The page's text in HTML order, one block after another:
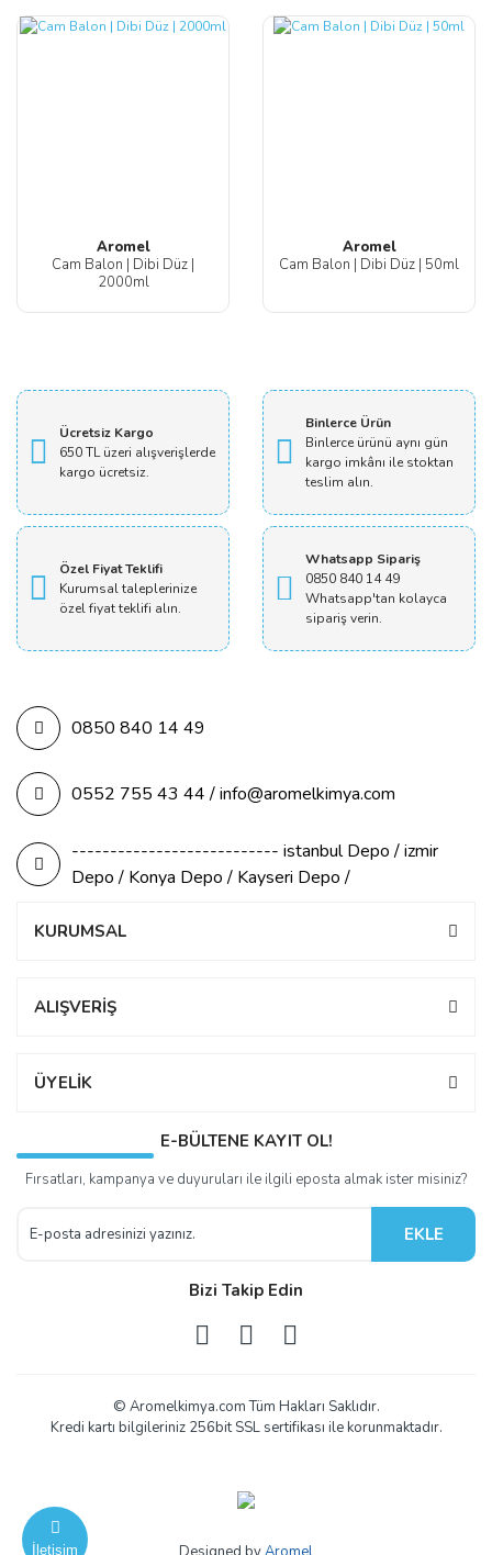
Aromel
Cam Balon | Dibi Düz |
2000ml
Aromel
Cam Balon | Dibi Düz | 50ml
İletişim
Ücretsiz Kargo
650 TL üzeri alışverişlerde
kargo ücretsiz.
Binlerce Ürün
Binlerce ürünü aynı gün
kargo imkânı ile stoktan
teslim alın.
Özel Fiyat Teklifi
Kurumsal taleplerinize
özel fiyat teklifi alın.
Whatsapp Sipariş
0850 840 14 49
Whatsapp'tan kolayca
sipariş verin.
0850 840 14 49
0552 755 43 44 / info@aromelkimya.com
--------------------------- istanbul Depo / izmir
Depo / Konya Depo / Kayseri Depo /
KURUMSAL
ALIŞVERİŞ
ÜYELİK
E-BÜLTENE KAYIT OL!
Fırsatları, kampanya ve duyuruları ile ilgili eposta almak ister misiniz?
EKLE
Bizi Takip Edin
© Aromelkimya.com Tüm Hakları Saklıdır.
Kredi kartı bilgileriniz 256bit SSL sertifikası ile korunmaktadır.